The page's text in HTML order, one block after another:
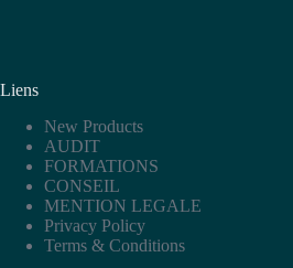
Liens
New Products
AUDIT
FORMATIONS
CONSEIL
MENTION LEGALE
Privacy Policy
Terms & Conditions